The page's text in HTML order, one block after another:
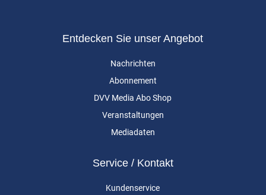
Entdecken Sie unser Angebot
Nachrichten
Abonnement
DVV Media Abo Shop
Veranstaltungen
Mediadaten
Service / Kontakt
Kundenservice